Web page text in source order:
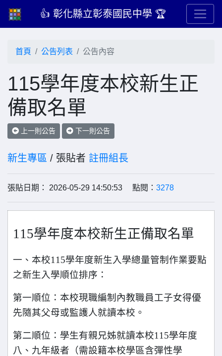
👍 彰化縣立彰泰國民中學 🏆
首頁 公告列表 公告內容
115學年度本校新生正
備取名單
上一則公告 下一則公告
新生專區 / 張貼者 註冊組長
張貼日期： 2026-05-29 14:50:53 點閱： 3278
115學年度本校新生正備取名單
一、本校115學年度新生入學總量管制作業要點
之新生入學順位排序：
第一順位：本校現職編制內教職員工子女得優
先隨其父母或監護人就讀本校。
第二順位：學生有親兄姊就讀本校115學年度
八、九年級者（需設籍本校學區含彈性學